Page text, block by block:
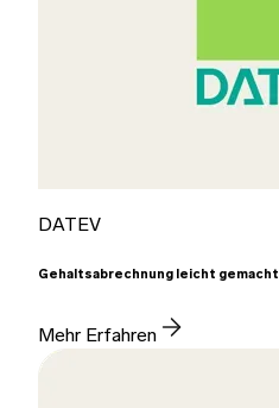
DATEV
Gehaltsabrechnung leicht gemacht
Mehr Erfahren